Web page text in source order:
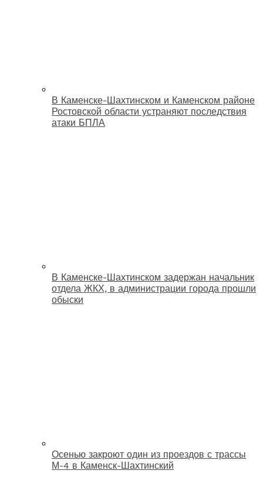
В Каменске-Шахтинском и Каменском районе
Ростовской области устраняют последствия
атаки БПЛА
В Каменске-Шахтинском задержан начальник
отдела ЖКХ, в администрации города прошли
обыски
Осенью закроют один из проездов с трассы
М-4 в Каменск-Шахтинский